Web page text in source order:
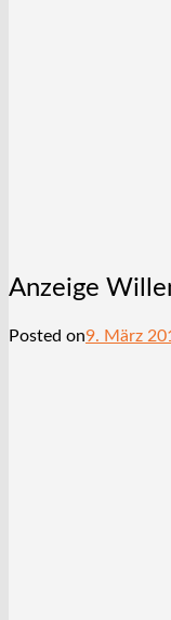
Anzeige
Posted on9. März